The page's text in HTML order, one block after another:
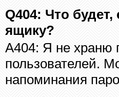
Q404: Что будет,
ящику?
A404: Я не храню
пользователей.
напоминания